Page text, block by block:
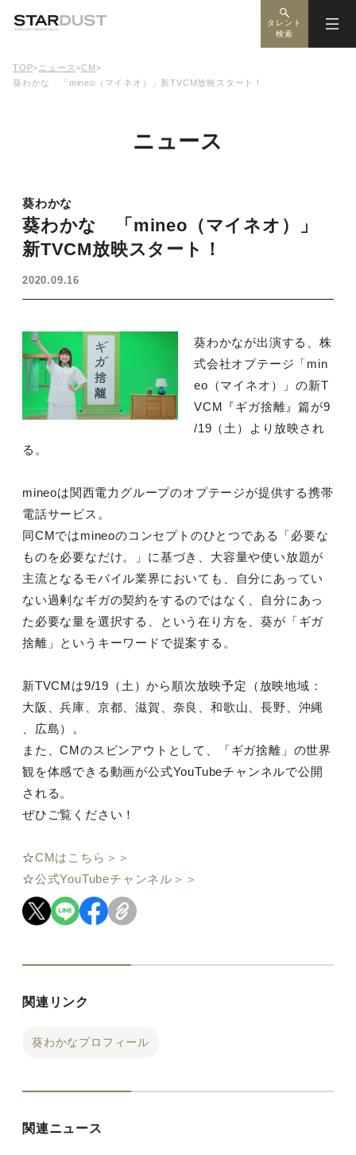
タレント
検索
TOP> ニュース>CM>
葵わかな 「mineo（マイネオ）」新TVCM放映スタート！
ニュース
葵わかな
葵わかな 「mineo（マイネオ）」
新TVCM放映スタート！
2020.09.16
葵わかなが出演する、株
式会社オプテージ「min
eo（マイネオ）」の新T
VCM『ギガ捨離』篇が9
/19（土）より放映され
る。
mineoは関西電力グループのオプテージが提供する携帯
電話サービス。
同CMではmineoのコンセプトのひとつである「必要な
ものを必要なだけ。」に基づき、大容量や使い放題が
主流となるモバイル業界においても、自分にあってい
ない過剰なギガの契約をするのではなく、自分にあっ
た必要な量を選択する、という在り方を、葵が「ギガ
捨離」というキーワードで提案する。
新TVCMは9/19（土）から順次放映予定（放映地域：
大阪、兵庫、京都、滋賀、奈良、和歌山、長野、沖縄
、広島）。
また、CMのスピンアウトとして、「ギガ捨離」の世界
観を体感できる動画が公式YouTubeチャンネルで公開
される。
ぜひご覧ください！
☆CMはこちら＞＞
☆公式YouTubeチャンネル＞＞
関連リンク
葵わかなプロフィール
関連ニュース